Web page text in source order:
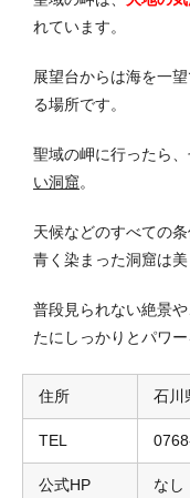
れています。
展望台からは海を一
る場所です。
聖域の岬に行ったら
い洞窟。
天候などのすべての
青く染まった洞窟は
普段見られない絶景
たにしっかりとパワ
住所 石川
TEL
公式HP なし